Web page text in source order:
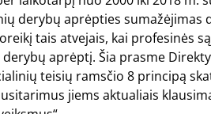
derybų aprėpties sumažėjimas
tais atvejais, kai profesinės
aprėptį. Šia prasme
teisių ramsčio 8 principą
jiems aktualiais